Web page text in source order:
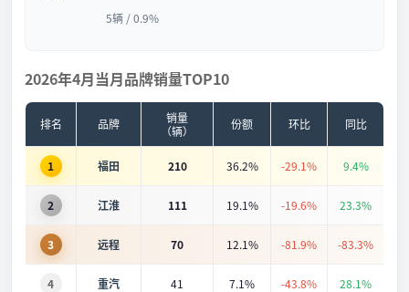
5辆 / 0.9%
2026年4月当月品牌销量TOP10
排名 品牌
销量
（辆）
份额 环比 同比
1 福田 210 36.2% -29.1% 9.4%
2 江淮 111 19.1% -19.6% 23.3%
3 远程 70 12.1% -81.9% -83.3%
4 重汽 41 7.1% -43.8% 28.1%